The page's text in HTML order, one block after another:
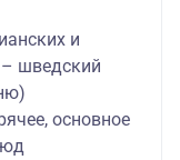
и
шведский
основное